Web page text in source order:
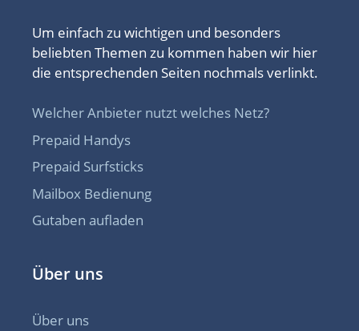
Um einfach zu wichtigen und besonders
beliebten Themen zu kommen haben wir hier
die entsprechenden Seiten nochmals verlinkt.
Welcher Anbieter nutzt welches Netz?
Prepaid Handys
Prepaid Surfsticks
Mailbox Bedienung
Gutaben aufladen
Über uns
Über uns